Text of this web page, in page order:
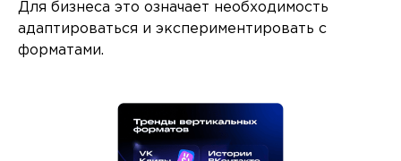
Для бизнеса это означает необходимость
адаптироваться и экспериментировать с
форматами.